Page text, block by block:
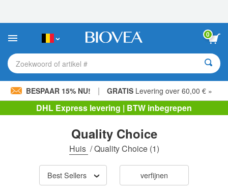
Deze
bevat
toegankelijkheidssysteem.
0
Zoekwoord of artikel #
BESPAAR 15% NU! | GRATIS Levering over 60,00 € »
DHL Express levering | BTW inbegrepen
Quality Choice
Huis /Quality Choice(1)
Best Sellers verfijnen